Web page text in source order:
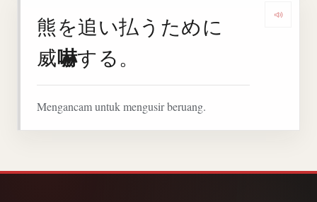
熊を追い払うために
威嚇する。
Mengancam untuk mengusir beruang.